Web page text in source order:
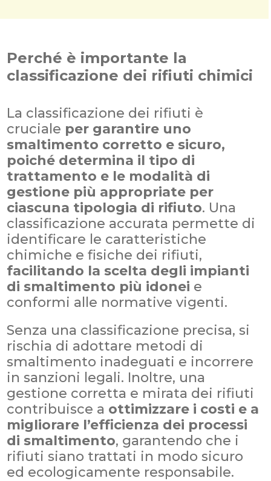
Perché è importante la
classificazione dei rifiuti chimici
La classificazione dei rifiuti è
cruciale per garantire uno
smaltimento corretto e sicuro,
poiché determina il tipo di
trattamento e le modalità di
gestione più appropriate per
ciascuna tipologia di rifiuto. Una
classificazione accurata permette di
identificare le caratteristiche
chimiche e fisiche dei rifiuti,
facilitando la scelta degli impianti
di smaltimento più idonei e
conformi alle normative vigenti.
Senza una classificazione precisa, si
rischia di adottare metodi di
smaltimento inadeguati e incorrere
in sanzioni legali. Inoltre, una
gestione corretta e mirata dei rifiuti
contribuisce a ottimizzare i costi e a
migliorare l’efficienza dei processi
di smaltimento, garantendo che i
rifiuti siano trattati in modo sicuro
ed ecologicamente responsabile.